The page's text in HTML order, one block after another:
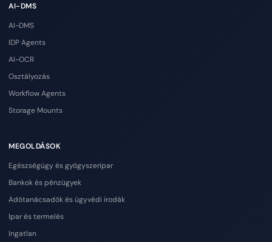
AI-DMS
AI-DMS
IDP Agents
AI-OCR
Osztályozás
Workflow Agents
Storage Mounts
MEGOLDÁSOK
Egészségügy és gyógyszeripar
Bankok és pénzügyek
Adótanácsadók és ügyvédi irodák
Ipar és termelés
Ingatlan